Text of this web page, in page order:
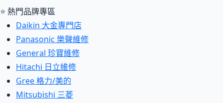
⭐ 熱門品牌專區
Daikin 大金專門店
Panasonic 樂聲維修
General 珍寶維修
Hitachi 日立維修
Gree 格力/美的
Mitsubishi 三菱